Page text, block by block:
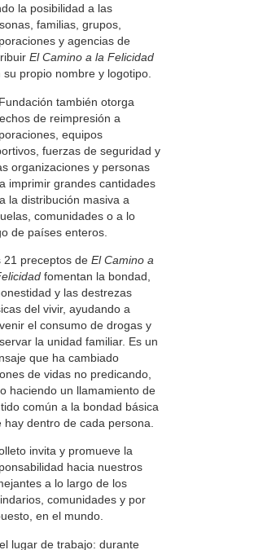
la posibilidad a las
familias, grupos,
y agencias de
El Camino a la Felicidad
su propio nombre y logotipo.
también otorga
de reimpresión a
equipos
fuerzas de seguridad y
organizaciones y personas
imprimir grandes cantidades
la distribución masiva a
comunidades o a lo
de países enteros.
21 preceptos de El Camino a
fomentan la bondad,
y las destrezas
del vivir, ayudando a
el consumo de drogas y
la unidad familiar. Es un
que ha cambiado
de vidas no predicando,
haciendo un llamamiento de
común a la bondad básica
hay dentro de cada persona.
invita y promueve la
hacia nuestros
a lo largo de los
comunidades y por
en el mundo.
lugar de trabajo: durante